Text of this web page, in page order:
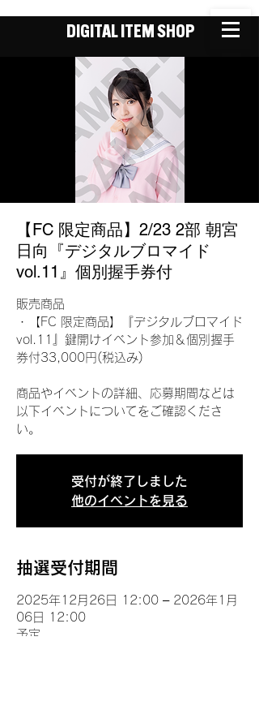
DIGITAL ITEM SHOP
【FC 限定商品】2/23 2部 朝宮
日向『デジタルブロマイド
vol.11』個別握手券付
販売商品
・【FC 限定商品】『デジタルブロマイド
vol.11』鍵開けイベント参加＆個別握手
券付33,000円(税込み)
商品やイベントの詳細、応募期間などは
以下イベントについてをご確認くださ
い。
受付が終了しました
他のイベントを見る
抽選受付期間
2025年12月26日 12:00 – 2026年1月
06日 12:00
予定